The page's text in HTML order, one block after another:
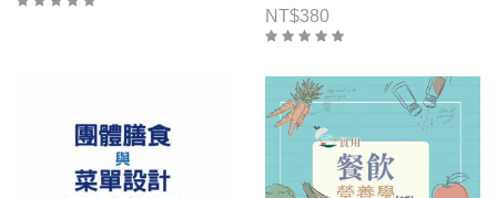
NT$380